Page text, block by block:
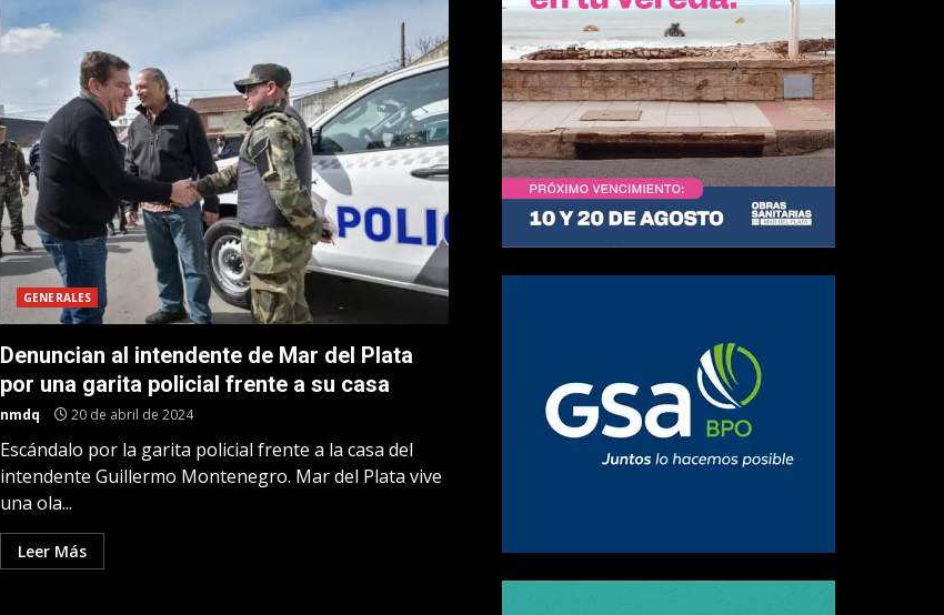
GENERALES
Denuncian al intendente de Mar del Plata
por una garita policial frente a su casa
nmdq 20 de abril de 2024
Escándalo por la garita policial frente a la casa del
intendente Guillermo Montenegro. Mar del Plata vive
una ola...
Leer Más